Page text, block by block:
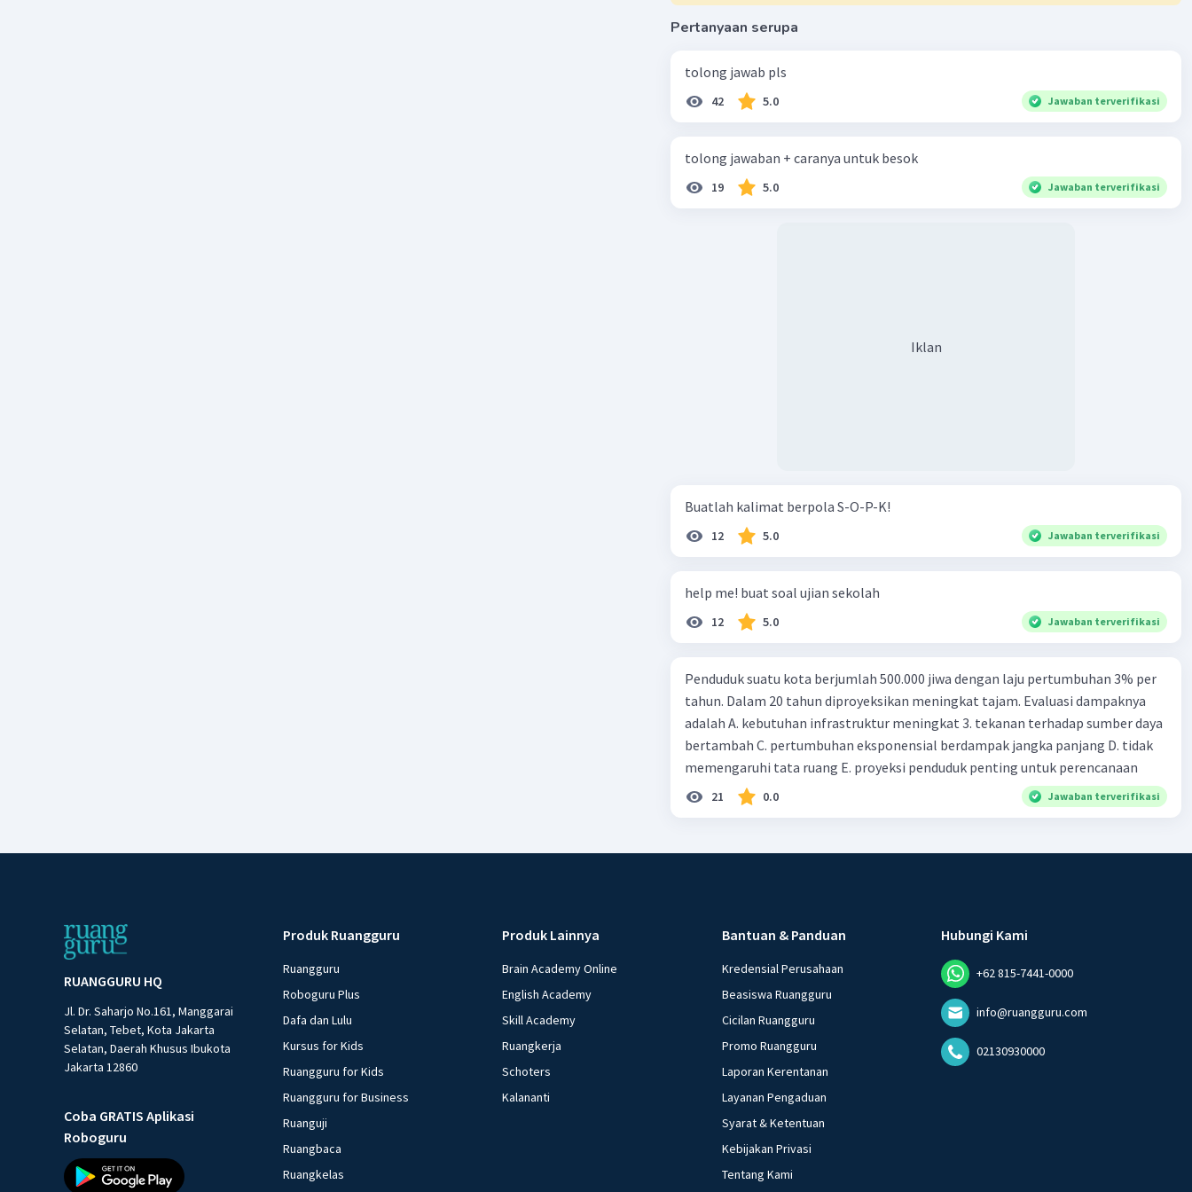
Pertanyaan serupa
tolong jawab pls
42 5.0 Jawaban terverifikasi
tolong jawaban + caranya untuk besok
19 5.0 Jawaban terverifikasi
Iklan
Buatlah kalimat berpola S-O-P-K!
12 5.0 Jawaban terverifikasi
help me! buat soal ujian sekolah
12 5.0 Jawaban terverifikasi
Penduduk suatu kota berjumlah 500.000 jiwa dengan laju pertumbuhan 3% per
tahun. Dalam 20 tahun diproyeksikan meningkat tajam. Evaluasi dampaknya
adalah A. kebutuhan infrastruktur meningkat 3. tekanan terhadap sumber daya
bertambah C. pertumbuhan eksponensial berdampak jangka panjang D. tidak
memengaruhi tata ruang E. proyeksi penduduk penting untuk perencanaan
21 0.0 Jawaban terverifikasi
RUANGGURU HQ
Jl. Dr. Saharjo No.161, Manggarai
Selatan, Tebet, Kota Jakarta
Selatan, Daerah Khusus Ibukota
Jakarta 12860
Coba GRATIS Aplikasi
Roboguru
Produk Ruangguru
Ruangguru
Roboguru Plus
Dafa dan Lulu
Kursus for Kids
Ruangguru for Kids
Ruangguru for Business
Ruanguji
Ruangbaca
Ruangkelas
Produk Lainnya
Brain Academy Online
English Academy
Skill Academy
Ruangkerja
Schoters
Kalananti
Bantuan & Panduan
Kredensial Perusahaan
Beasiswa Ruangguru
Cicilan Ruangguru
Promo Ruangguru
Laporan Kerentanan
Layanan Pengaduan
Syarat & Ketentuan
Kebijakan Privasi
Tentang Kami
Hubungi Kami
+62 815-7441-0000
info@ruangguru.com
02130930000